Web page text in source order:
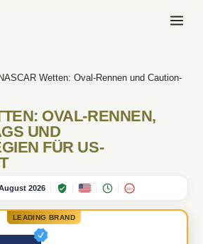
NASCAR Wetten: Oval-Rennen und Caution-
OVAL-RENNEN,
UND
FÜR US-
2026 18+
LEADING BRAND